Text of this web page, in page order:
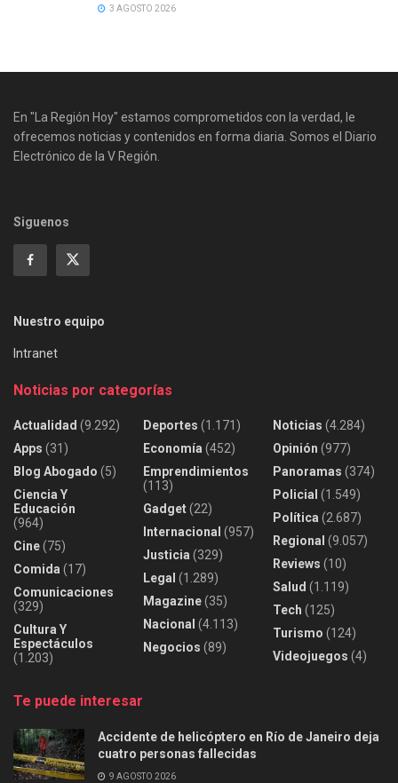
3 AGOSTO 2026
En "La Región Hoy" estamos comprometidos con la verdad, le
ofrecemos noticias y contenidos en forma diaria. Somos el Diario
Electrónico de la V Región.
Siguenos
Nuestro equipo
Intranet
Noticias por categorías
Actualidad (9.292)
Apps (31)
Blog Abogado (5)
Ciencia Y
Educación
(964)
Cine(75)
Comida (17)
Comunicaciones
(329)
Cultura Y
Espectáculos
(1.203)
Deportes (1.171)
Economía (452)
Emprendimientos
(113)
Gadget(22)
Internacional (957)
Justicia (329)
Legal (1.289)
Magazine(35)
Nacional (4.113)
Negocios (89)
Noticias (4.284)
Opinión (977)
Panoramas (374)
Policial (1.549)
Política (2.687)
Regional (9.057)
Reviews (10)
Salud (1.119)
Tech (125)
Turismo (124)
Videojuegos (4)
Te puede interesar
Accidente de helicóptero en Río de Janeiro deja
cuatro personas fallecidas
9 AGOSTO 2026